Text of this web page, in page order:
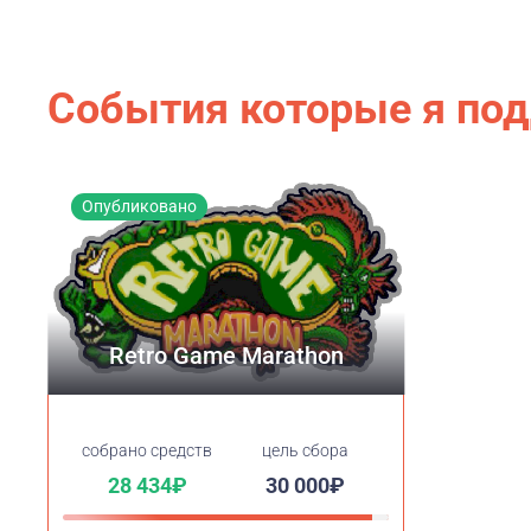
События которые я
Опубликовано
Retro Game Marathon
cобрано средств
28 434₽
цель сбора
30 000₽